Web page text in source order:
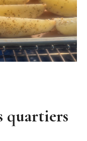
quartiers